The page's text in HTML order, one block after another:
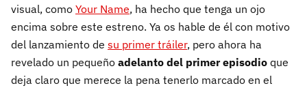
visual, como Your Name, ha hecho que tenga un ojo
encima sobre este estreno. Ya os hable de él con motivo
del lanzamiento de su primer tráiler, pero ahora ha
revelado un pequeño adelanto del primer episodio que
deja claro que merece la pena tenerlo marcado en el